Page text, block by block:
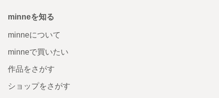
minneを知る
minneについて
minneで買いたい
作品をさがす
ショップをさがす